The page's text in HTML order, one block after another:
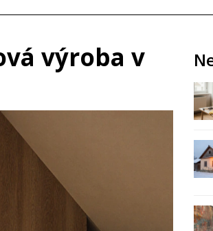
výroba v